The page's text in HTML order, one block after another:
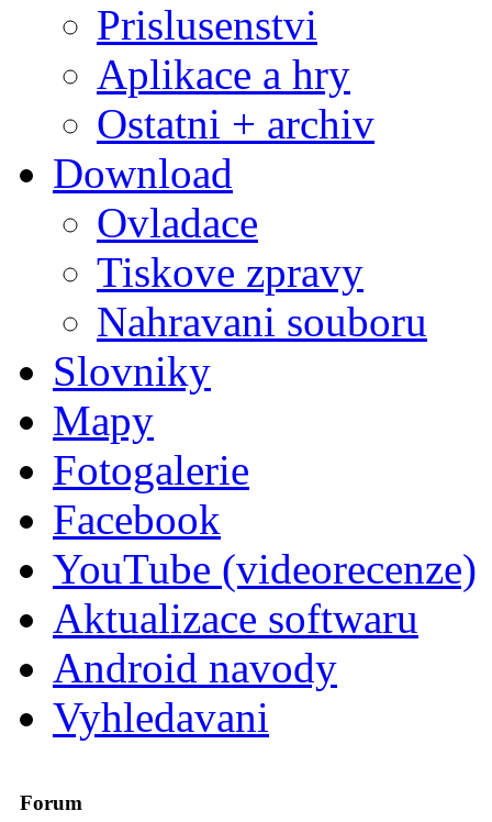
Prislusenstvi
Aplikace a hry
Ostatni + archiv
Download
Ovladace
Tiskove zpravy
Nahravani souboru
Slovniky
Mapy
Fotogalerie
Facebook
YouTube (videorecenze)
Aktualizace softwaru
Android navody
Vyhledavani
Forum